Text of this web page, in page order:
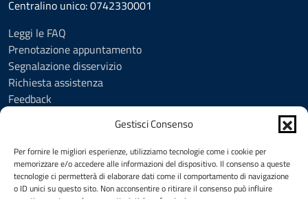
Gestisci Consenso
Per fornire le migliori esperienze, utilizziamo tecnologie come i cookie per
memorizzare e/o accedere alle informazioni del dispositivo. Il consenso a queste
tecnologie ci permetterà di elaborare dati come il comportamento di navigazione
o ID unici su questo sito. Non acconsentire o ritirare il consenso può influire
Centralino unico: 0742330001
Leggi le FAQ
Prenotazione appuntamento
Segnalazione disservizio
Richiesta assistenza
Feedback
Informativa privacy
Cookie Policy (UE)
Social Media Policy